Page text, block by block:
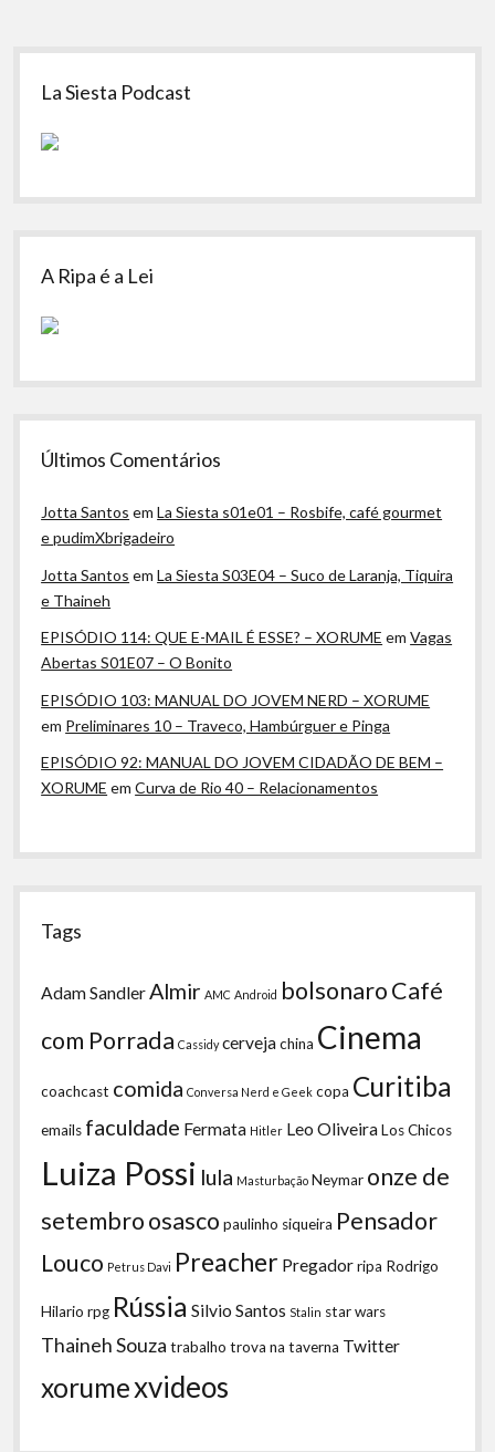
Sidebar
La Siesta Podcast
A Ripa é a Lei
Últimos Comentários
Jotta Santos emLa Siesta s01e01 – Rosbife, café gourmet
e pudimXbrigadeiro
Jotta Santos emLa Siesta S03E04 – Suco de Laranja, Tiquira
e Thaineh
EPISÓDIO 114: QUE E-MAIL É ESSE? – XORUME emVagas
Abertas S01E07 – O Bonito
EPISÓDIO 103: MANUAL DO JOVEM NERD – XORUME
em Preliminares 10 – Traveco, Hambúrguer e Pinga
EPISÓDIO 92: MANUAL DO JOVEM CIDADÃO DE BEM –
XORUME emCurva de Rio 40 – Relacionamentos
Tags
Adam Sandler Almir AMC Android bolsonaroCafé
com Porrada Cassidy cervejachina Cinema
coachcast comida Conversa Nerd e Geek copa Curitiba
emails faculdade Fermata Hitler Leo OliveiraLos Chicos
Luiza Possi lula Masturbação Neymar onze de
setembroosasco paulinho siqueira Pensador
Louco Petrus Davi Preacher Pregadorripa Rodrigo
Hilario rpg Rússia Silvio Santos Stalin star wars
Thaineh Souza trabalho trova na taverna Twitter
xorumexvideos